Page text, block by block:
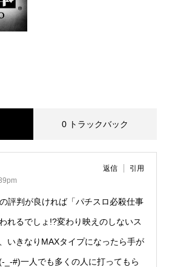
0 トラックバック
返信 引用
評判が良ければ「パチスロ必殺仕事
れるでしょ!?変わり映えのしないス
いきなりMAXタイプになったら手が
_-#)一人でも多くの人に打ってもら